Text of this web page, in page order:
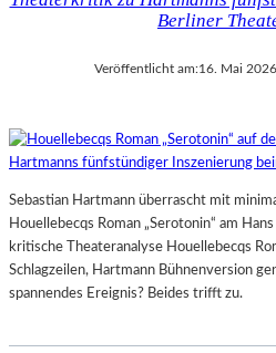
Berliner
Veröffentlicht am:16. Mai 2026
Sebastian Hartmann überrascht mit
Houellebecqs Roman „Serotonin“ am
kritische Theateranalyse Houellebecqs
Schlagzeilen, Hartmann Bühnenversion
spannendes Ereignis? Beides trifft zu.